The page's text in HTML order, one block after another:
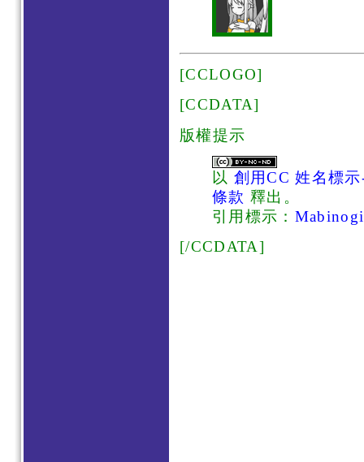
[CCLOGO]
[CCDATA]
版權提示
以 創用CC 姓名標
條款 釋出。
引用標示：
[/CCDATA]